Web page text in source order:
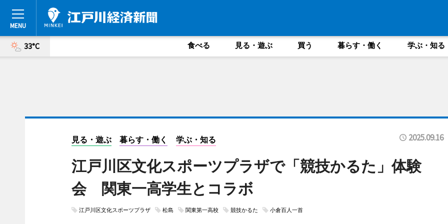
33°C 食べる 見る・遊ぶ 買う 暮らす・働く 学ぶ・知る
見る・遊ぶ 暮らす・働く 学ぶ・知る 2025.09.16
江戸川区文化スポーツプラザで「競技かるた」体験
会 関東一高学生とコラボ
江戸川区文化スポーツプラザ 松島 関東第一高校 競技かるた 小倉百人一首